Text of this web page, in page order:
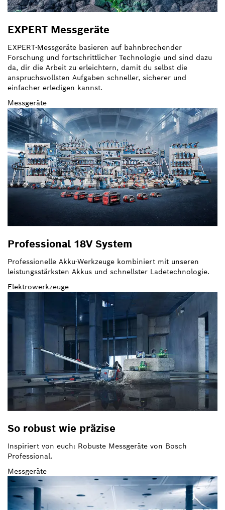
EXPERT Messgeräte
EXPERT-Messgeräte basieren auf bahnbrechender
Forschung und fortschrittlicher Technologie und sind dazu
da, dir die Arbeit zu erleichtern, damit du selbst die
anspruchsvollsten Aufgaben schneller, sicherer und
einfacher erledigen kannst.
Messgeräte
Professional 18V System
Professionelle Akku-Werkzeuge kombiniert mit unseren
leistungsstärksten Akkus und schnellster Ladetechnologie.
Elektrowerkzeuge
So robust wie präzise
Inspiriert von euch: Robuste Messgeräte von Bosch
Professional.
Messgeräte